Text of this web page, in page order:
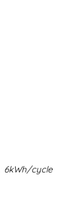
6kWh/cycle